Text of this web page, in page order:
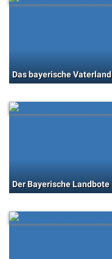
Das bayerische Vaterland
Der Bayerische Landbote